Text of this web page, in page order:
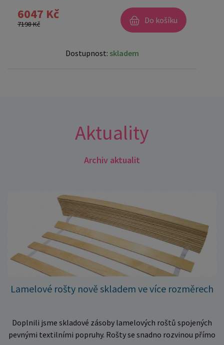
6047 Kč
7198 Kč Do košíku
Dostupnost: skladem
Aktuality
Archiv aktualit
Lamelové rošty nově skladem ve více rozměrech
Doplnili jsme skladové zásoby lamelových roštů spojených
pevnými textilními popruhy. Rošty se snadno rozvinou přímo